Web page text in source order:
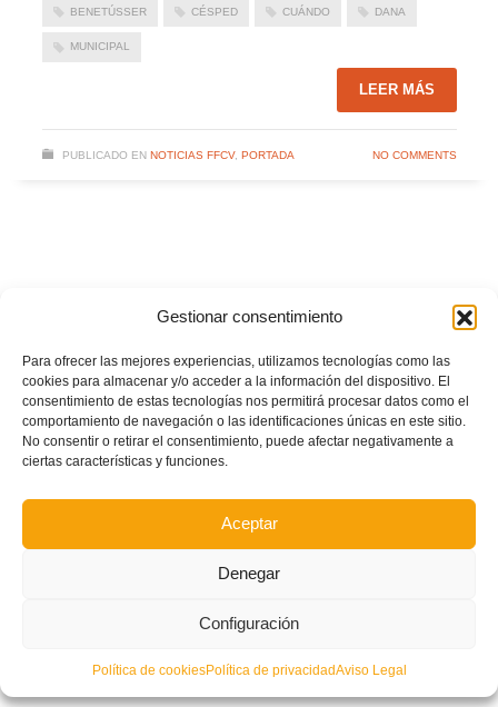
Gestionar consentimiento
Para ofrecer las mejores experiencias, utilizamos tecnologías como las
cookies para almacenar y/o acceder a la información del dispositivo. El
consentimiento de estas tecnologías nos permitirá procesar datos como el
comportamiento de navegación o las identificaciones únicas en este sitio.
No consentir o retirar el consentimiento, puede afectar negativamente a
ciertas características y funciones.
Aceptar
Denegar
Configuración
Política de cookiesPolítica de privacidadAviso Legal
BENETÚSSER CÉSPED CUÁNDO DANA
MUNICIPAL
LEER MÁS
PUBLICADO EN NOTICIAS FFCV, PORTADA NO COMMENTS